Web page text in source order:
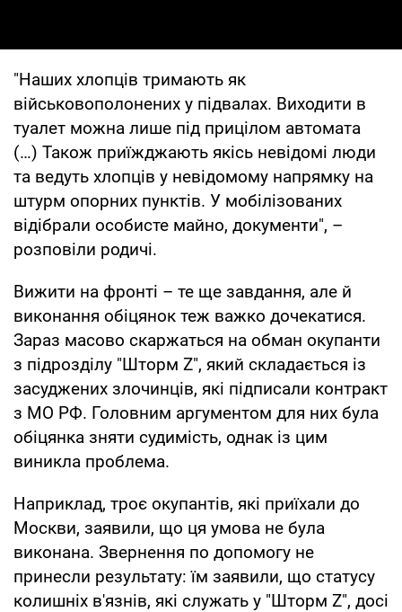
"Наших хлопців тримають як
військовополонених у підвалах. Виходити в
туалет можна лише під прицілом автомата
(…) Також приїжджають якісь невідомі люди
та ведуть хлопців у невідомому напрямку на
штурм опорних пунктів. У мобілізованих
відібрали особисте майно, документи", –
розповіли родичі.
Вижити на фронті – те ще завдання, але й
виконання обіцянок теж важко дочекатися.
Зараз масово скаржаться на обман окупанти
з підрозділу "Шторм Z", який складається із
засуджених злочинців, які підписали контракт
з МО РФ. Головним аргументом для них була
обіцянка зняти судимість, однак із цим
виникла проблема.
Наприклад, троє окупантів, які приїхали до
Москви, заявили, що ця умова не була
виконана. Звернення по допомогу не
принесли результату: їм заявили, що статусу
колишніх в'язнів, які служать у "Шторм Z", досі